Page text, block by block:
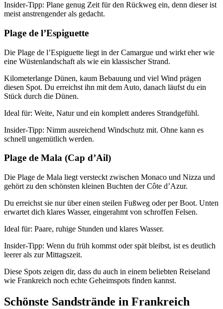
Insider-Tipp: Plane genug Zeit für den Rückweg ein, denn dieser ist
meist anstrengender als gedacht.
Plage de l’Espiguette
Die Plage de l’Espiguette liegt in der Camargue und wirkt eher wie
eine Wüstenlandschaft als wie ein klassischer Strand.
Kilometerlange Dünen, kaum Bebauung und viel Wind prägen
diesen Spot. Du erreichst ihn mit dem Auto, danach läufst du ein
Stück durch die Dünen.
Ideal für: Weite, Natur und ein komplett anderes Strandgefühl.
Insider-Tipp: Nimm ausreichend Windschutz mit. Ohne kann es
schnell ungemütlich werden.
Plage de Mala (Cap d’Ail)
Die Plage de Mala liegt versteckt zwischen Monaco und Nizza und
gehört zu den schönsten kleinen Buchten der Côte d’Azur.
Du erreichst sie nur über einen steilen Fußweg oder per Boot. Unten
erwartet dich klares Wasser, eingerahmt von schroffen Felsen.
Ideal für: Paare, ruhige Stunden und klares Wasser.
Insider-Tipp: Wenn du früh kommst oder spät bleibst, ist es deutlich
leerer als zur Mittagszeit.
Diese Spots zeigen dir, dass du auch in einem beliebten Reiseland
wie Frankreich noch echte Geheimspots finden kannst.
Schönste Sandstrände in Frankreich